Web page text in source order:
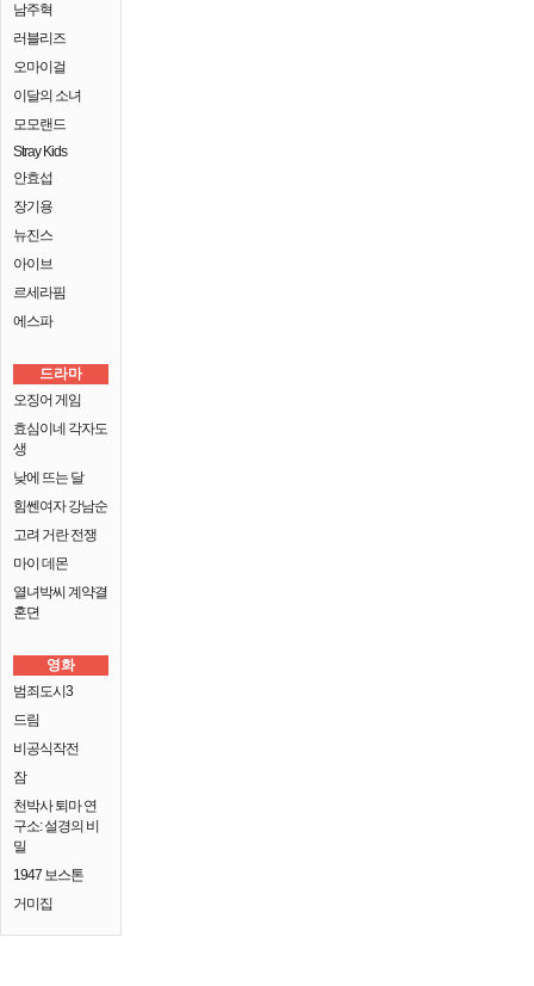
남주혁
러블리즈
오마이걸
이달의 소녀
모모랜드
Stray Kids
안효섭
장기용
뉴진스
아이브
르세라핌
에스파
드라마
오징어 게임
효심이네 각자도
생
낮에 뜨는 달
힘쎈여자 강남순
고려 거란 전쟁
마이 데몬
열녀박씨 계약결
혼뎐
영화
범죄도시3
드림
비공식작전
잠
천박사 퇴마 연
구소: 설경의 비
밀
1947 보스톤
거미집